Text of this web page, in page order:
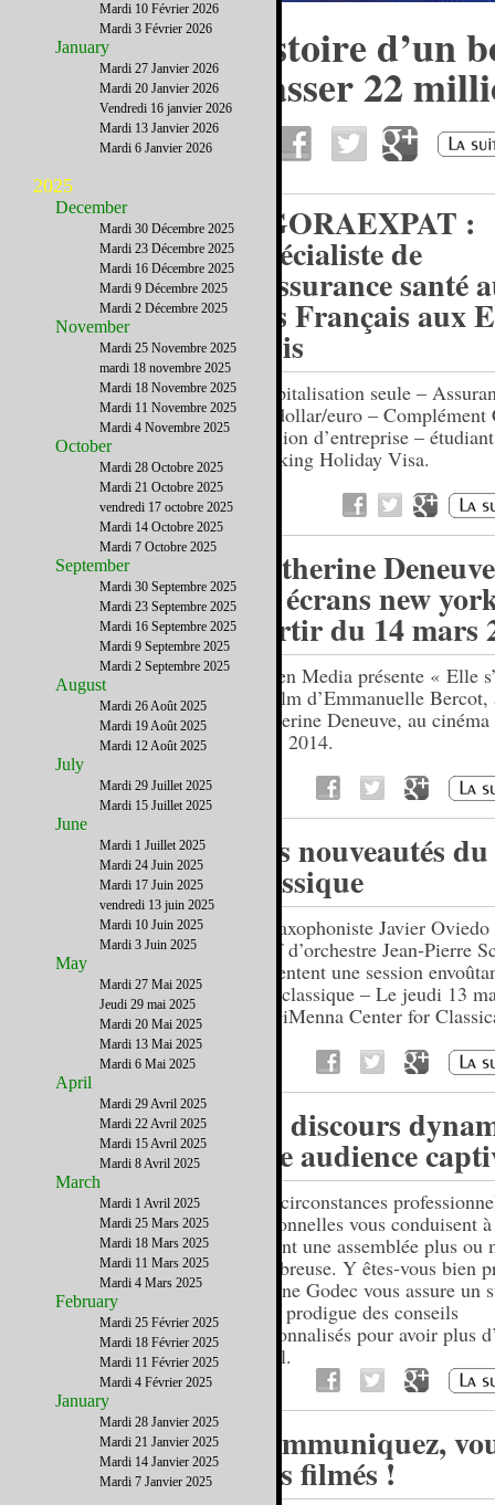
Ellis Island : histoire d’un
d’île qui a vu passer 22
d’immigrants
AGORAEXPAT :
Spécialiste de
l'assurance santé
des Français aux
Unis
Hospitalisation seule –
1er dollar/euro – Complément
Mission d’entreprise –
Working Holiday Visa.
Catherine
les écrans new
partir du 14 mars
Cohen Media présente « Elle
un film d’Emmanuelle Bercot,
Catherine Deneuve, au
mars 2014.
Les nouveautés du
classique
Le saxophoniste Javier
Chef d’orchestre Jean-Pierre
présentent une session
jazz classique – Le jeudi 13
au DiMenna Center for
Un discours
une audience
Des circonstances
personnelles vous conduisent
devant une assemblée plus ou
nombreuse. Y êtes-vous bien
Hélène Godec vous assure un
vous prodigue des conseils
personnalisés pour avoir plus
l’oral.
Communiquez,
êtes filmés !
Mardi 10 Février 2026
Mardi 3 Février 2026
January
Mardi 27 Janvier 2026
Mardi 20 Janvier 2026
Vendredi 16 janvier 2026
Mardi 13 Janvier 2026
Mardi 6 Janvier 2026
2025
December
Mardi 30 Décembre 2025
Mardi 23 Décembre 2025
Mardi 16 Décembre 2025
Mardi 9 Décembre 2025
Mardi 2 Décembre 2025
November
Mardi 25 Novembre 2025
mardi 18 novembre 2025
Mardi 18 Novembre 2025
Mardi 11 Novembre 2025
Mardi 4 Novembre 2025
October
Mardi 28 Octobre 2025
Mardi 21 Octobre 2025
vendredi 17 octobre 2025
Mardi 14 Octobre 2025
Mardi 7 Octobre 2025
September
Mardi 30 Septembre 2025
Mardi 23 Septembre 2025
Mardi 16 Septembre 2025
Mardi 9 Septembre 2025
Mardi 2 Septembre 2025
August
Mardi 26 Août 2025
Mardi 19 Août 2025
Mardi 12 Août 2025
July
Mardi 29 Juillet 2025
Mardi 15 Juillet 2025
June
Mardi 1 Juillet 2025
Mardi 24 Juin 2025
Mardi 17 Juin 2025
vendredi 13 juin 2025
Mardi 10 Juin 2025
Mardi 3 Juin 2025
May
Mardi 27 Mai 2025
Jeudi 29 mai 2025
Mardi 20 Mai 2025
Mardi 13 Mai 2025
Mardi 6 Mai 2025
April
Mardi 29 Avril 2025
Mardi 22 Avril 2025
Mardi 15 Avril 2025
Mardi 8 Avril 2025
March
Mardi 1 Avril 2025
Mardi 25 Mars 2025
Mardi 18 Mars 2025
Mardi 11 Mars 2025
Mardi 4 Mars 2025
February
Mardi 25 Février 2025
Mardi 18 Février 2025
Mardi 11 Février 2025
Mardi 4 Février 2025
January
Mardi 28 Janvier 2025
Mardi 21 Janvier 2025
Mardi 14 Janvier 2025
Mardi 7 Janvier 2025